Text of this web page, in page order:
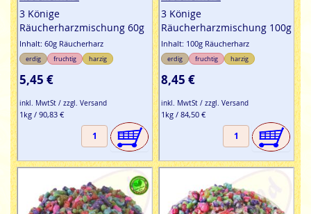
3 Könige
Räucherharzmischung 60g
Inhalt: 60g Räucherharz
erdig fruchtig harzig
5,45 €
inkl. MwtSt / zzgl. Versand
1kg / 90,83 €
3 Könige
Räucherharzmischung 100g
Inhalt: 100g Räucherharz
erdig fruchtig harzig
8,45 €
inkl. MwtSt / zzgl. Versand
1kg / 84,50 €